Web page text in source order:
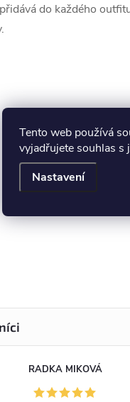
Tento web používá
vyjadřujete souhlas
Nastavení
do každého
RADKA MIKOVÁ